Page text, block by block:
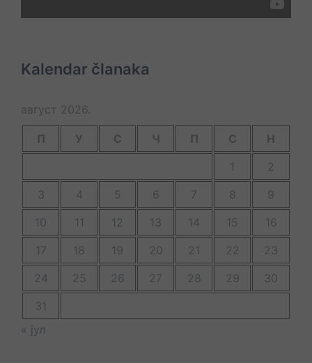
Kalendar članaka
август 2026.
П У С Ч П С
Н
1
2
3
4 5 6 7 8
9
10
11 12 13 14 15
16
17
18 19 20 21 22
23
24
25 26 27 28 29
30
31
« јул